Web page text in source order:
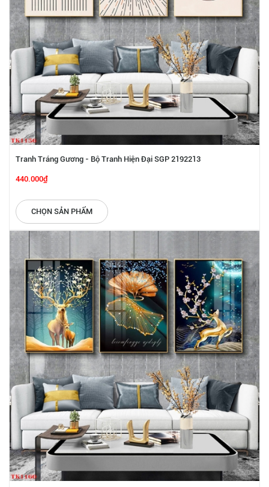
Tranh Tráng Gương - Bộ Tranh Hiện Đại SGP 2192213
440.000₫
CHỌN SẢN PHẨM